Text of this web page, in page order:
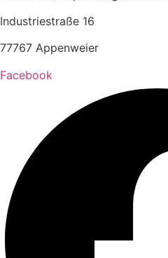
Industriestraße 16
77767 Appenweier
Facebook